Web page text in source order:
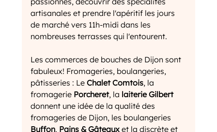
artisanales et prendre l'apéritif les jours
de marché vers 11h-midi dans les
nombreuses terrasses qui l'entourent.
Les commerces de bouches de Dijon sont
fabuleux! Fromageries, boulangeries,
pâtisseries : Le Chalet Comtois, la
fromagerie Porcheret, la laiterie Gilbert
donnent une idée de la qualité des
fromageries de Dijon, les boulangeries
Buffon, Pains & Gâteaux et la discrète et